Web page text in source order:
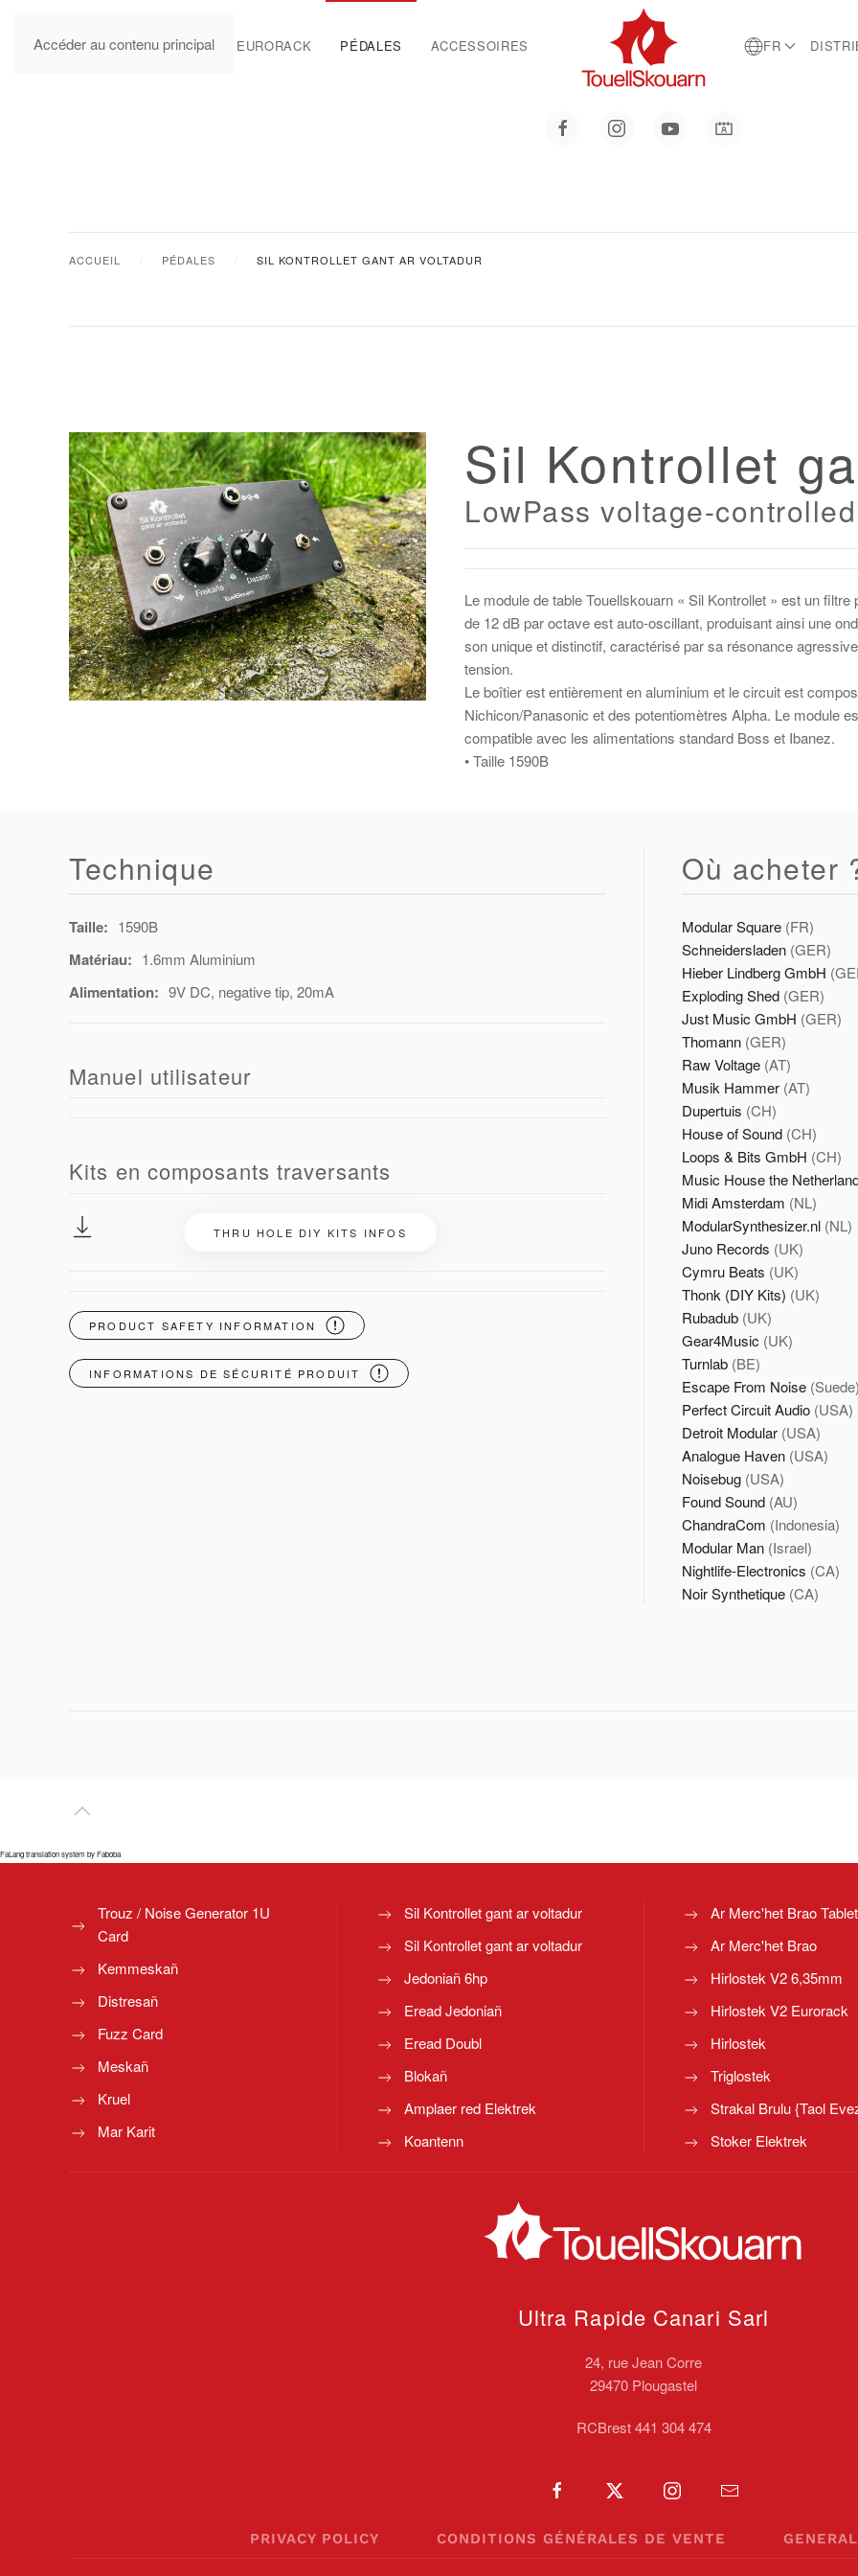
Accéder au contenu principal
MANUALS EURORACK PÉDALES ACCESSOIRES FR
ACCUEIL PÉDALES SIL KONTROLLET GANT AR VOLTADUR
Sil Kontrollet
LowPass voltage-
Le module de table Touellskouarn « Sil Kontrollet » est un
de 12 dB par octave est auto-oscillant, produisant ainsi une
son unique et distinctif, caractérisé par sa résonance
tension.
Le boîtier est entièrement en aluminium et le circuit est
Nichicon/Panasonic et des potentiomètres Alpha. Le module
compatible avec les alimentations standard Boss et Ibanez.
• Taille 1590B
Technique
Taille: 1590B
Matériau: 1.6mm Aluminium
Alimentation: 9V DC, negative tip, 20mA
Manuel utilisateur
Kits en composants traversants
THRU HOLE DIY KITS INFOS
PRODUCT SAFETY INFORMATION
INFORMATIONS DE SÉCURITÉ PRODUIT
Où acheter
Modular Square (FR)
Schneidersladen (GER)
Hieber Lindberg GmbH
Exploding Shed (GER)
Just Music GmbH (GER)
Thomann (GER)
Raw Voltage (AT)
Musik Hammer (AT)
Dupertuis (CH)
House of Sound (CH)
Loops & Bits GmbH (CH)
Music House the
Midi Amsterdam (NL)
ModularSynthesizer.nl (NL)
Juno Records (UK)
Cymru Beats (UK)
Thonk (DIY Kits) (UK)
Rubadub (UK)
Gear4Music (UK)
Turnlab (BE)
Escape From Noise
Perfect Circuit Audio (USA)
Detroit Modular (USA)
Analogue Haven (USA)
Noisebug (USA)
Found Sound (AU)
ChandraCom (Indonesia)
Modular Man (Israel)
Nightlife-Electronics (CA)
Noir Synthetique (CA)
FaLang translation system by Faboba
Trouz / Noise Generator 1U
Card
Kemmeskañ
Distresañ
Fuzz Card
Meskañ
Kruel
Mar Karit
Sil Kontrollet gant ar voltadur
Sil Kontrollet gant ar voltadur
Jedoniañ 6hp
Eread Jedoniañ
Eread Doubl
Blokañ
Amplaer red Elektrek
Koantenn
Ar Merc'het Brao
Ar Merc'het Brao
Hirlostek V2 6,35mm
Hirlostek V2 Eurorack
Hirlostek
Triglostek
Strakal Brulu {Taol
Stoker Elektrek
Ultra Rapide Canari Sarl
24, rue Jean Corre
29470 Plougastel
RCBrest 441 304 474
PRIVACY POLICY CONDITIONS GÉNÉRALES DE VENTE